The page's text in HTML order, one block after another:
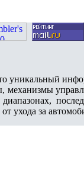
уникальный
механизмы
ухода за